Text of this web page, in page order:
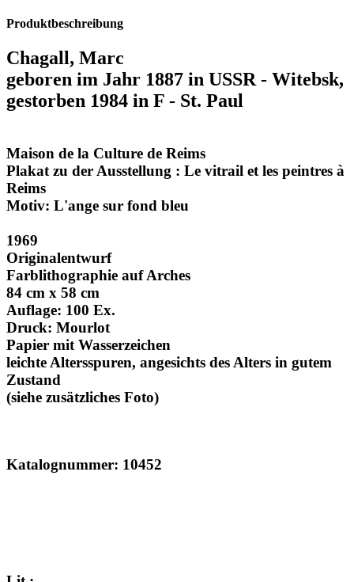
Produktbeschreibung
Chagall, Marc
geboren im Jahr 1887 in USSR - Witebsk,
gestorben 1984 in F - St. Paul
Maison de la Culture de Reims
Plakat zu der Ausstellung : Le vitrail et les peintres à
Reims
Motiv: L'ange sur fond bleu
1969
Originalentwurf
Farblithographie auf Arches
84 cm x 58 cm
Auflage: 100 Ex.
Druck: Mourlot
Papier mit Wasserzeichen
leichte Altersspuren, angesichts des Alters in gutem
Zustand
(siehe zusätzliches Foto)
Katalognummer: 10452